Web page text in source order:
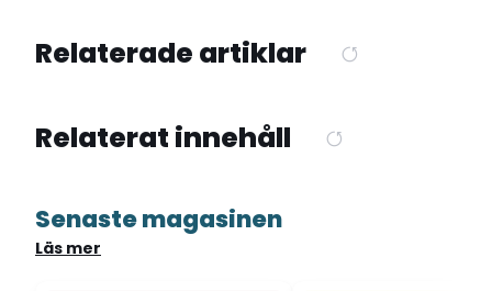
Relaterade artiklar
Relaterat innehåll
Senaste magasinen
Läs mer